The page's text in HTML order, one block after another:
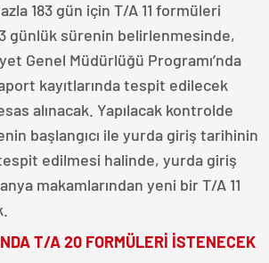
183 gün için T/A 11 formüleri
günlük sürenin belirlenmesinde,
Genel Müdürlüğü Programı’nda
kayıtlarında tespit edilecek
alınacak. Yapılacak kontrolde
başlangıcı ile yurda giriş tarihinin
edilmesi halinde, yurda giriş
makamlarından yeni bir T/A 11
T/A 20 FORMÜLERİ İSTENECEK